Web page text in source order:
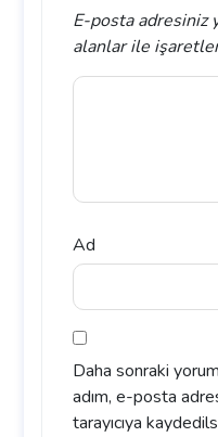
E-posta adresiniz
alanlarile
Ad
Daha sonraki
adım, e-posta
tarayıcıya